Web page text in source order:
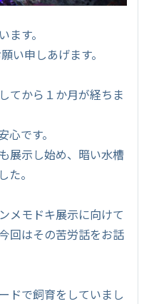
す。
い申しあげます。
てから１か月が経ちま
です。
展示し始め、暗い水槽
。
メモドキ展示に向けて
回はその苦労話をお話
ドで飼育をしていまし